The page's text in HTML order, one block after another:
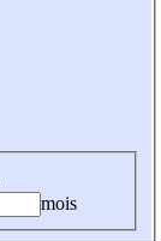
mois